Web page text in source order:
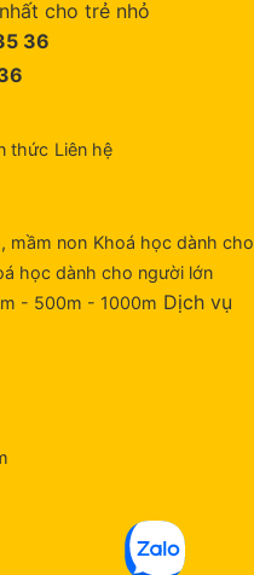
cho trẻ nhỏ
36
thức Liên hệ
mầm non Khoá học dành cho
học dành cho người lớn
- 500m - 1000m Dịch vụ